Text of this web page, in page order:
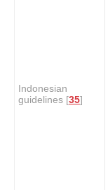
Indonesian
guidelines [35]